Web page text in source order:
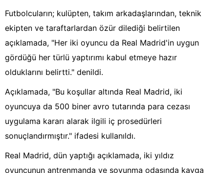
Futbolcuların; kulüpten, takım arkadaşlarından, teknik
ekipten ve taraftarlardan özür dilediği belirtilen
açıklamada, "Her iki oyuncu da Real Madrid'in uygun
gördüğü her türlü yaptırımı kabul etmeye hazır
olduklarını belirtti." denildi.
Açıklamada, "Bu koşullar altında Real Madrid, iki
oyuncuya da 500 biner avro tutarında para cezası
uygulama kararı alarak ilgili iç prosedürleri
sonuçlandırmıştır." ifadesi kullanıldı.
Real Madrid, dün yaptığı açıklamada, iki yıldız
oyuncunun antrenmanda ve soyunma odasında kavga